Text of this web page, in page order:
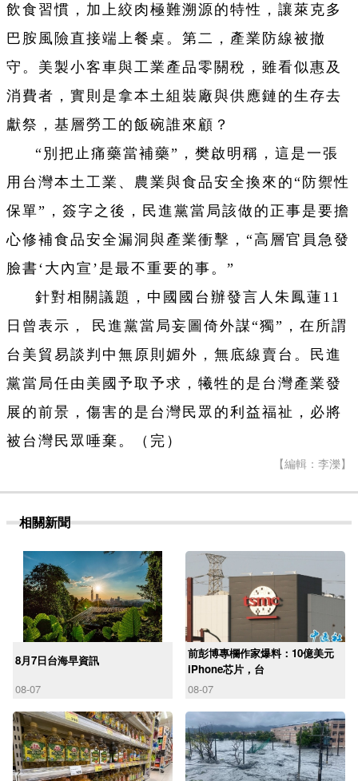
飲食習慣，加上絞肉極難溯源的特性，讓萊克多
巴胺風險直接端上餐桌。第二，產業防線被撤
守。美製小客車與工業產品零關稅，雖看似惠及
消費者，實則是拿本土組裝廠與供應鏈的生存去
獻祭，基層勞工的飯碗誰來顧？
“別把止痛藥當補藥”，樊啟明稱，這是一張
用台灣本土工業、農業與食品安全換來的“防禦性
保單”，簽字之後，民進黨當局該做的正事是要擔
心修補食品安全漏洞與產業衝擊，“高層官員急發
臉書‘大內宣’是最不重要的事。”
針對相關議題，中國國台辦發言人朱鳳蓮11
日曾表示， 民進黨當局妄圖倚外謀“獨”，在所謂
台美貿易談判中無原則媚外，無底線賣台。民進
黨當局任由美國予取予求，犧牲的是台灣產業發
展的前景，傷害的是台灣民眾的利益福祉，必將
被台灣民眾唾棄。（完）
【編輯：李濼】
相關新聞
8月7日台海早資訊
08-07
前彭博專欄作家爆料：10億美元
iPhone芯片，台
08-07